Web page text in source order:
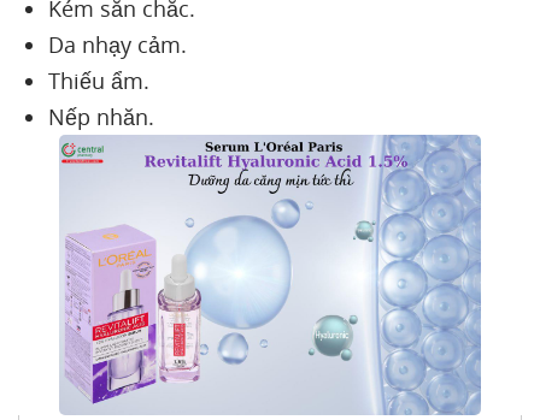
Kém săn chắc.
Da nhạy cảm.
Thiếu ẩm.
Nếp nhăn.